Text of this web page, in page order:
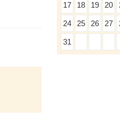
17 18 19 20
24 25 26 27
31